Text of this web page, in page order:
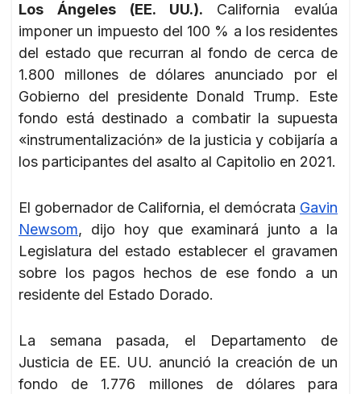
Los Ángeles (EE. UU.). California evalúa
imponer un impuesto del 100 % a los residentes
del estado que recurran al fondo de cerca de
1.800 millones de dólares anunciado por el
Gobierno del presidente Donald Trump. Este
fondo está destinado a combatir la supuesta
«instrumentalización» de la justicia y cobijaría a
los participantes del asalto al Capitolio en 2021.
El gobernador de California, el demócrata Gavin
Newsom, dijo hoy que examinará junto a la
Legislatura del estado establecer el gravamen
sobre los pagos hechos de ese fondo a un
residente del Estado Dorado.
La semana pasada, el Departamento de
Justicia de EE. UU. anunció la creación de un
fondo de 1.776 millones de dólares para